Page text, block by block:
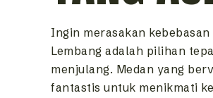
Ingin merasakan
Lembang adalah pilihan
menjulang. Medan yang
fantastis untuk menikmati